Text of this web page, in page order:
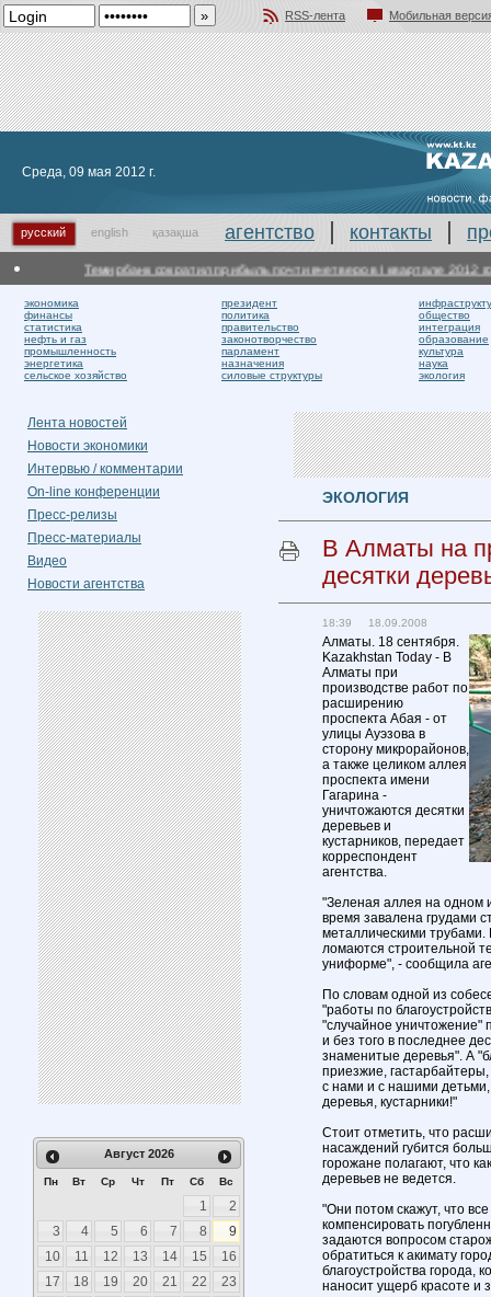
RSS-лента
Мобильная
Среда, 09 мая 2012 г.
русский english қазақша агентство контакты
Темирбанк сократил прибыль почти вчетверо в I квартале 2012 года
экономика
финансы
статистика
нефть и газ
промышленность
энергетика
сельское хозяйство
президент
политика
правительство
законотворчество
парламент
назначения
силовые структуры
общество
интеграция
образование
культура
наука
экология
Лента новостей
Новости экономики
Интервью / комментарии
On-line конференции
Пресс-релизы
Пресс-материалы
Видео
Новости агентства
Август 2026
Пн Вт Ср Чт Пт Сб Вс
1
2
3
4 5 6 7 8
9
10
11 12 13 14 15
16
17
18 19 20 21 22
23
ЭКОЛОГИЯ
В Алматы на
десятки
18:39 18.09.2008
Алматы. 18 сентября.
Kazakhstan Today - В
Алматы при
производстве работ по
расширению
проспекта Абая - от
улицы Ауэзова в
сторону микрорайонов,
а также целиком аллея
проспекта имени
Гагарина -
уничтожаются десятки
деревьев и
кустарников, передает
корреспондент
агентства.
"Зеленая аллея на одном
время завалена грудами
металлическими
ломаются строительной
униформе", - сообщила
По словам одной из
"работы по
"случайное уничтожение"
и без того в последнее
знаменитые деревья". А
приезжие,
с нами и с нашими
деревья, кустарники!"
Стоит отметить, что
насаждений губится
горожане полагают, что
деревьев не ведется.
"Они потом скажут, что
компенсировать
задаются вопросом
обратиться к акимату
благоустройства города,
наносит ущерб красоте и